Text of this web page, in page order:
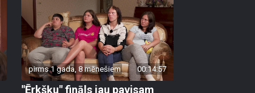
pirms 1 gada, 8 mēnešiem 00:14:57
"Ērkšķu" fināls jau pavisam